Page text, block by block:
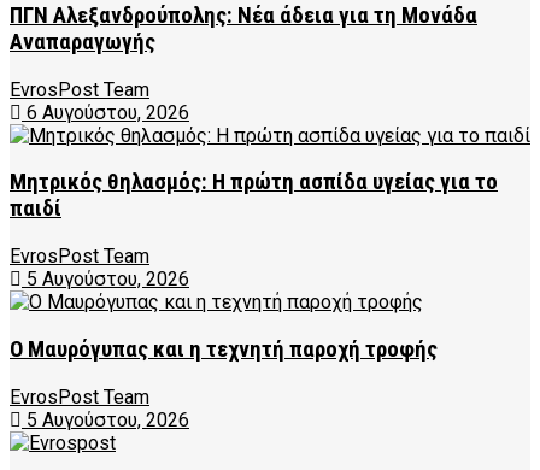
ΠΓΝ Αλεξανδρούπολης: Νέα άδεια για τη Μονάδα
Αναπαραγωγής
EvrosPost Team
6 Αυγούστου, 2026
Μητρικός θηλασμός: Η πρώτη ασπίδα υγείας για το
παιδί
EvrosPost Team
5 Αυγούστου, 2026
Ο Μαυρόγυπας και η τεχνητή παροχή τροφής
EvrosPost Team
5 Αυγούστου, 2026